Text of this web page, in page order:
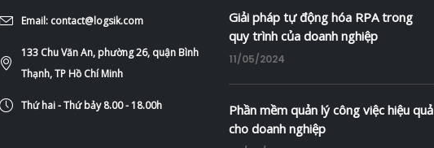
Email: contact@logsik.com
133 Chu Văn An, phường 26, quận Bình
Thạnh, TP Hồ Chí Minh
Thứ hai - Thứ bảy 8.00 - 18.00h
Giải pháp tự động hóa RPA trong
quy trình của doanh nghiệp
11/05/2024
Phần mềm quản lý công việc hiệu quả
cho doanh nghiệp